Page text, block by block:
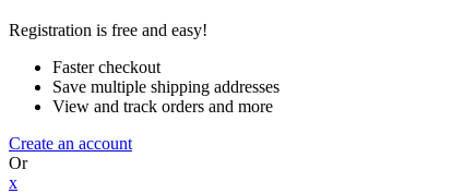
Registration is free and easy!
Faster checkout
Save multiple shipping addresses
View and track orders and more
Create an account
Or
x